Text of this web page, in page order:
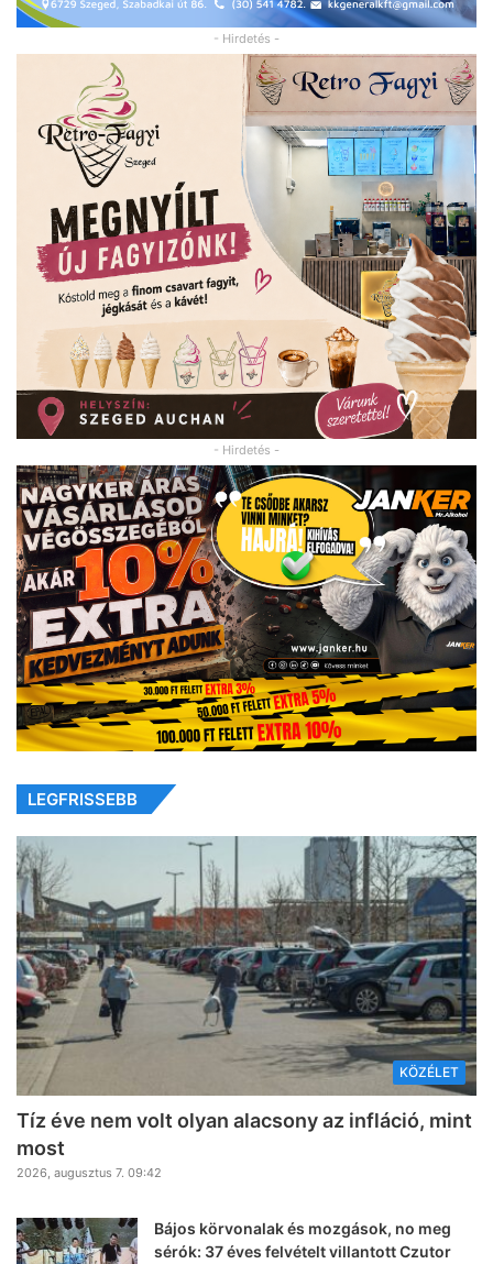
- Hirdetés -
- Hirdetés -
LEGFRISSEBB
KÖZÉLET
Tíz éve nem volt olyan alacsony az infláció, mint
most
2026, augusztus 7. 09:42
Bájos körvonalak és mozgások, no meg
sérók: 37 éves felvételt villantott Czutor